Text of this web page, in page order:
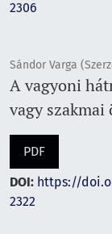
2306
Sándor Varga
A vagyoni
vagy szakmai
PDF
DOI: https://
2322